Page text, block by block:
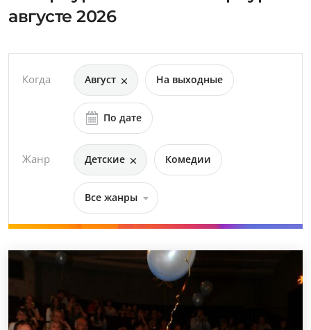
августе 2026
Когда Август На выходные
По дате
Жанр Детские Комедии
Все жанры